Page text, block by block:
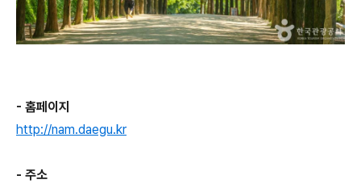
- 홈페이지
http://nam.daegu.kr
- 주소